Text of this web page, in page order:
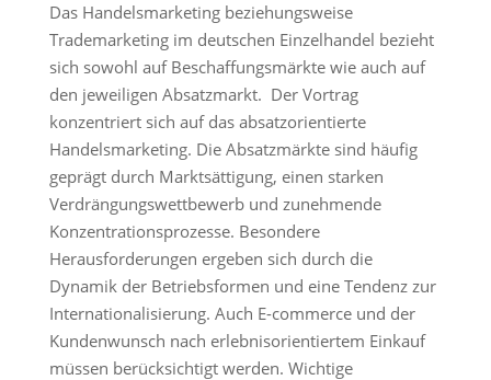
Das Handelsmarketing beziehungsweise
Trademarketing im deutschen Einzelhandel bezieht
sich sowohl auf Beschaffungsmärkte wie auch auf
den jeweiligen Absatzmarkt. Der Vortrag
konzentriert sich auf das absatzorientierte
Handelsmarketing. Die Absatzmärkte sind häufig
geprägt durch Marktsättigung, einen starken
Verdrängungswettbewerb und zunehmende
Konzentrationsprozesse. Besondere
Herausforderungen ergeben sich durch die
Dynamik der Betriebsformen und eine Tendenz zur
Internationalisierung. Auch E-commerce und der
Kundenwunsch nach erlebnisorientiertem Einkauf
müssen berücksichtigt werden. Wichtige